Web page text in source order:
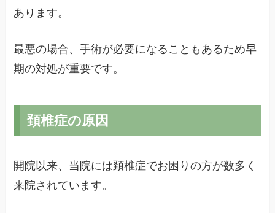
あります。
最悪の場合、手術が必要になることもあるため早
期の対処が重要です。
頚椎症の原因
開院以来、当院には頚椎症でお困りの方が数多く
来院されています。